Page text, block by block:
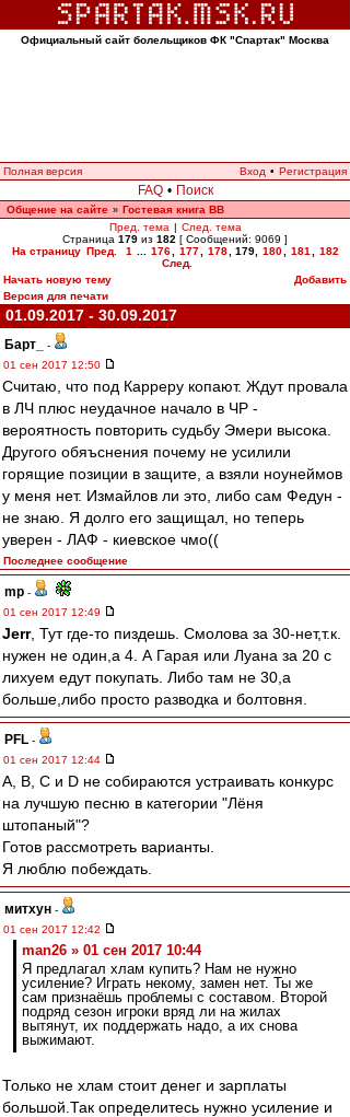
Официальный сайт болельщиков ФК "Спартак" Москва
Полная версия Вход • Регистрация
FAQ • Поиск
Общение на сайте » Гостевая книга ВВ
Пред. тема | След. тема
Страница 179 из 182 [ Сообщений: 9069 ]
На страницу Пред. 1 176 177 178 179, 180 181
182
След.
Начать новую тему
Добавить
Версия для печати
01.09.2017 - 30.09.2017
Барт_
-
01 сен 2017 12:50
Считаю, что под Карреру копают. Ждут провала
в ЛЧ плюс неудачное начало в ЧР -
вероятность повторить судьбу Эмери высока.
Другого обяъснения почему не усилили
горящие позиции в защите, а взяли ноунеймов
у меня нет. Измайлов ли это, либо сам Федун -
не знаю. Я долго его защищал, но теперь
уверен - ЛАФ - киевское чмо((
Последнее сообщение
mp -
01 сен 2017 12:49
Jerr, Тут где-то пиздешь. Смолова за 30-нет,т.к.
нужен не один,а 4. А Гарая или Луана за 20 с
лихуем едут покупать. Либо там не 30,а
больше,либо просто разводка и болтовня.
PFL -
01 сен 2017 12:44
A, B, C и D не собираются устраивать конкурс
на лучшую песню в категории "Лёня
штопаный"?
Готов рассмотреть варианты.
Я люблю побеждать.
митхун -
01 сен 2017 12:42
man26 » 01 сен 2017 10:44
Я предлагал хлам купить? Нам не нужно
усиление? Играть некому, замен нет. Ты же
сам признаёшь проблемы с составом. Второй
подряд сезон игроки вряд ли на жилах
вытянут, их поддержать надо, а их снова
выжимают.
Только не хлам стоит денег и зарплаты
большой.Так определитесь нужно усиление и